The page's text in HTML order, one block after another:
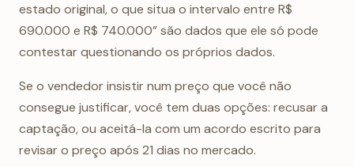
estado original, o que situa o intervalo entre R$
690.000 e R$ 740.000” são dados que ele só pode
contestar questionando os próprios dados.
Se o vendedor insistir num preço que você não
consegue justificar, você tem duas opções: recusar a
captação, ou aceitá-la com um acordo escrito para
revisar o preço após 21 dias no mercado.